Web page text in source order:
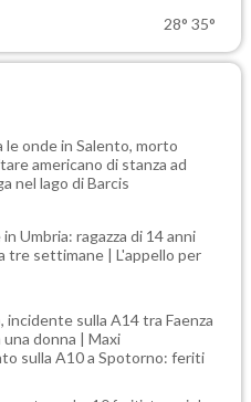
28° 35°
le onde in Salento, morto
americano di stanza ad
nel lago di Barcis
Umbria: ragazza di 14 anni
tre settimane | L'appello per
incidente sulla A14 tra Faenza
donna | Maxi
sulla A10 a Spotorno: feriti